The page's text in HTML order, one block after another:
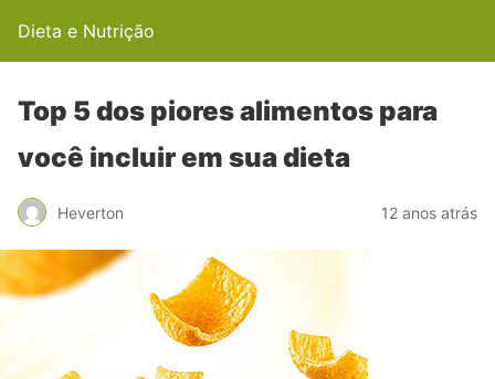
Dieta e Nutrição
Top 5 dos piores alimentos para
você incluir em sua dieta
Heverton 12 anos atrás